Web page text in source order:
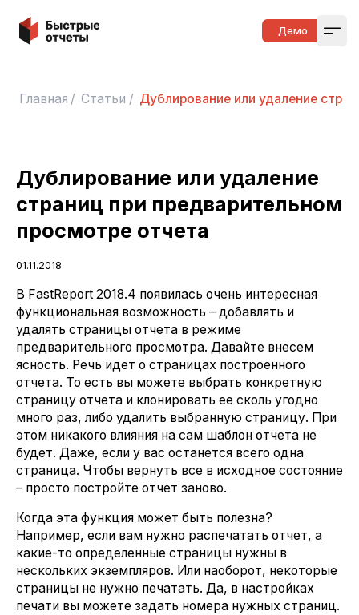
Быстрые отчеты Демо
Главная / Статьи / Дублирование или удаление
Дублирование или удаление
страниц при предварительном
просмотре отчета
01.11.2018
В FastReport 2018.4 появилась очень интересная
функциональная возможность – добавлять и
удалять страницы отчета в режиме
предварительного просмотра. Давайте внесем
ясность. Речь идет о страницах построенного
отчета. То есть вы можете выбрать конкретную
страницу отчета и клонировать ее сколь угодно
много раз, либо удалить выбранную страницу. При
этом никакого влияния на сам шаблон отчета не
будет. Даже, если у вас останется всего одна
страница. Чтобы вернуть все в исходное состояние
– просто постройте отчет заново.
Когда эта функция может быть полезна?
Например, если вам нужно распечатать отчет, а
какие-то определенные страницы нужны в
нескольких экземпляров. Или наоборот, некоторые
страницы не нужно печатать. Да, в настройках
печати вы можете задать номера нужных страниц.